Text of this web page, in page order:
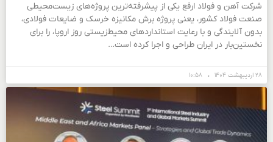
شرکت آهن و فولاد ارفع یکی از پیشرفته‌ترین پروژه‌های زیست‌محیطی
صنعت فولاد کشور، یعنی پروژه برش مکانیزه خرسک و ضایعات فولادی،
بدون آلایندگی و با رعایت استانداردهای محیط‌زیستی روز اروپا، را برای
نخستین‌بار در ایران طراحی و اجرا کرده است…
۲۸ اردیبهشت ۱۴۰۴